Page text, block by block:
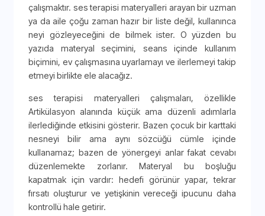
çalışmaktır. ses terapisi materyalleri arayan bir uzman
ya da aile çoğu zaman hazır bir liste değil, kullanınca
neyi gözleyeceğini de bilmek ister. O yüzden bu
yazıda materyal seçimini, seans içinde kullanım
biçimini, ev çalışmasına uyarlamayı ve ilerlemeyi takip
etmeyi birlikte ele alacağız.
ses terapisi materyalleri çalışmaları, özellikle
Artikülasyon alanında küçük ama düzenli adımlarla
ilerlediğinde etkisini gösterir. Bazen çocuk bir karttaki
nesneyi bilir ama aynı sözcüğü cümle içinde
kullanamaz; bazen de yönergeyi anlar fakat cevabı
düzenlemekte zorlanır. Materyal bu boşluğu
kapatmak için vardır: hedefi görünür yapar, tekrar
fırsatı oluşturur ve yetişkinin vereceği ipucunu daha
kontrollü hale getirir.